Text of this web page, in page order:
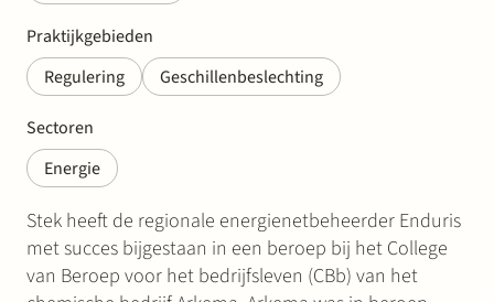
Praktijkgebieden
Regulering
Geschillenbeslechting
Sectoren
Energie
Stek heeft de regionale energienetbeheerder Enduris
met succes bijgestaan in een beroep bij het College
van Beroep voor het bedrijfsleven (CBb) van het